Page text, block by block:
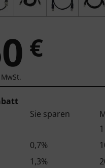
€
Sie sparen
1
0,7%
1,3%